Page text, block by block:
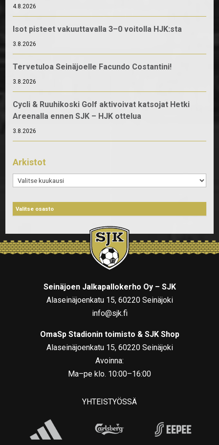
4.8.2026
Isot pisteet vakuuttavalla 3–0 voitolla HJK:sta
3.8.2026
Tervetuloa Seinäjoelle Facundo Costantini!
3.8.2026
Cycli & Ruuhikoski Golf aktivoivat katsojat Hetki
Areenalla ennen SJK – HJK ottelua
3.8.2026
Arkistot
Arkistot
Seinäjoen Jalkapallokerho Oy – SJK
Alaseinäjoenkatu 15, 60220 Seinäjoki
info@sjk.fi
OmaSp Stadionin toimisto & SJK Shop
Alaseinäjoenkatu 15, 60220 Seinäjoki
Avoinna:
Ma–pe klo. 10:00–16:00
YHTEISTYÖSSÄ